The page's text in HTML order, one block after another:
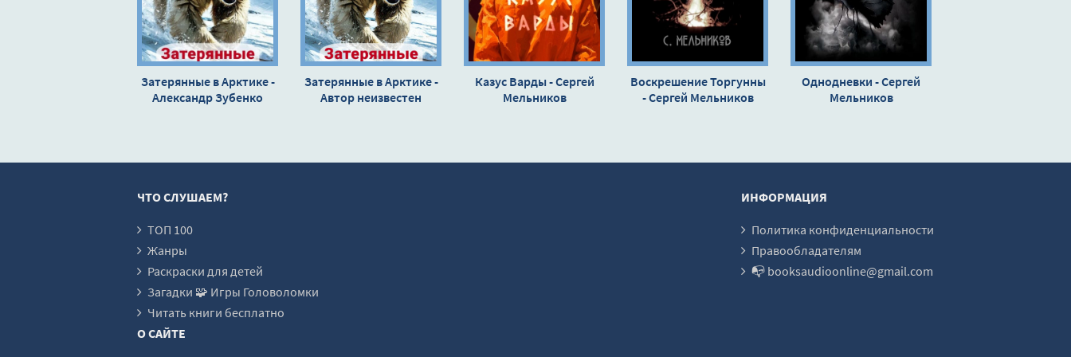
16
17
18
19
23
24
25
26
28
Затерянные в Арктике -
Александр Зубенко
Затерянные в Арктике -
Автор неизвестен
Казус Варды - Сергей
Мельников
Воскрешение Торгунны
- Сергей Мельников
Однодневки - Сергей
Мельников
ЧТО СЛУШАЕМ?
ТОП 100
Жанры
Раскраски для детей
Загадки 🧩 Игры Головоломки
Читать книги бесплатно
ИНФОРМАЦИЯ
Политика конфиденциальности
Правообладателям
📭 booksaudioonline@gmail.com
О САЙТЕ